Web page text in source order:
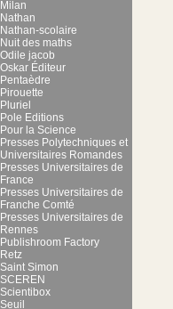
Milan
Nathan
Nathan-scolaire
Nuit des maths
Odile jacob
Oskar Éditeur
Pentaèdre
Pirouette
Pluriel
Pole Editions
Pour la Science
Presses Polytechniques et
Universitaires Romandes
Presses Universitaires de
France
Presses Universitaires de
Franche Comté
Presses Universitaires de
Rennes
Publishroom Factory
Retz
Saint Simon
SCEREN
Scientibox
Seuil